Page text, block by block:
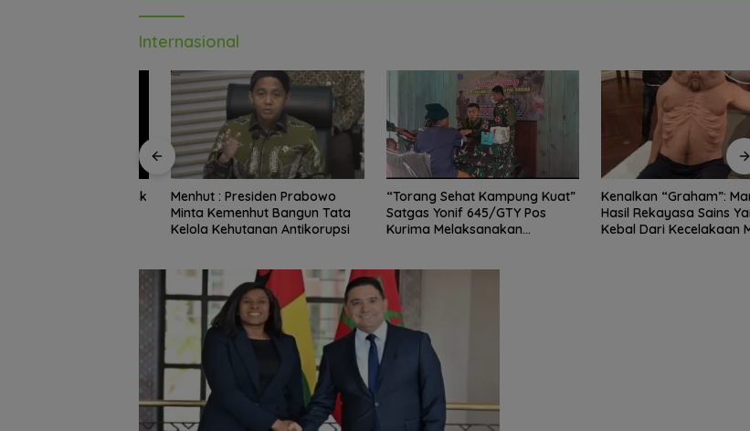
Internasional
Menhut : Presiden Prabowo
Minta Kemenhut Bangun Tata
Kelola Kehutanan Antikorupsi
“Torang Sehat Kampung Kuat”
Satgas Yonif 645/GTY Pos
Kurima Melaksanakan
Kenalkan “Graham”: Manusia
Hasil Rekayasa Sains Yang
Kebal Dari Kecelakaan Maut